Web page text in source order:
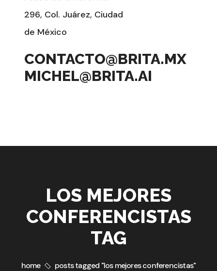
296, Col. Juárez, Ciudad
de México
CONTACTO@BRITA.MX
MICHEL@BRITA.AI
LOS MEJORES
CONFERENCISTAS
TAG
home posts tagged "los mejores conferencistas"